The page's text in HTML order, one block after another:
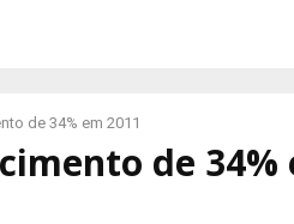
de 34% em 2011
de 34%